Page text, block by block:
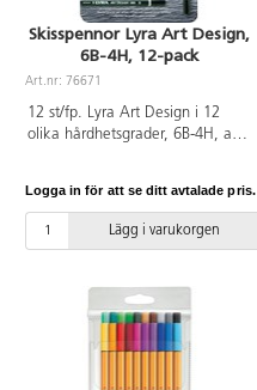
Skisspennor Lyra Art Design,
6B-4H, 12-pack
Art.nr: 76671
12 st/fp. Lyra Art Design i 12
olika hårdhetsgrader, 6B-4H, av
ett metalletui.
Logga in för att se ditt avtalade pris.
Lägg i varukorgen